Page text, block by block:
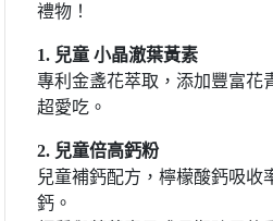
禮物！
1. 兒童 小晶澈葉黃素
專利金盞花萃取，添加豐富花
超愛吃。
2. 兒童倍高鈣粉
兒童補鈣配方，檸檬酸鈣吸
鈣。